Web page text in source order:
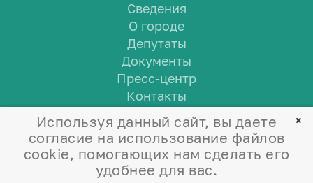
Используя данный сайт, вы даете
согласие на использование файлов
cookie, помогающих нам сделать его
удобнее для вас.
Сведения
О городе
Депутаты
Документы
Пресс-центр
Контакты